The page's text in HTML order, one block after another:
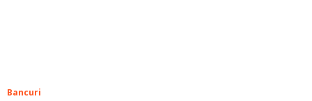
Bancuri